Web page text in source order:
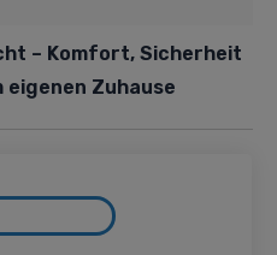
– Komfort, Sicherheit
Zuhause